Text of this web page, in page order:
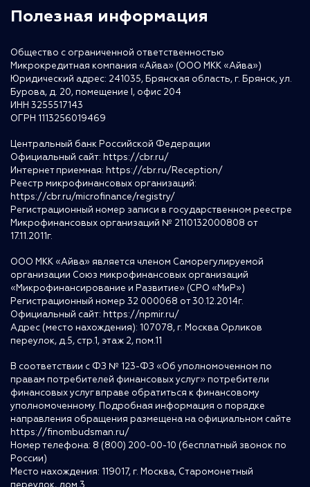
Полезная информация
Общество с ограниченной ответственностью
Микрокредитная компания «Айва» (ООО МКК «Айва»)
Юридический адрес: 241035, Брянская область, г. Брянск, ул.
Бурова, д. 20, помещение I, офис 204
ИНН 3255517143
ОГРН 1113256019469
Центральный банк Российской Федерации
Официальный сайт: https://cbr.ru/
Интернет приемная: https://cbr.ru/Reception/
Реестр микрофинансовых организаций:
https://cbr.ru/microfinance/registry/
Регистрационный номер записи в государственном реестре
Микрофинансовых организаций № 2110132000808 от
17.11.2011г.
ООО МКК «Айва» является членом Саморегулируемой
организации Союз микрофинансовых организаций
«Микрофинансирование и Развитие» (СРО «МиР»)
Регистрационный номер 32 000068 от 30.12.2014г.
Официальный сайт: https://npmir.ru/
Адрес (место нахождения): 107078, г. Москва Орликов
переулок, д.5, стр.1, этаж 2, пом.11
В соответствии с ФЗ № 123-ФЗ «Об уполномоченном по
правам потребителей финансовых услуг» потребители
финансовых услуг вправе обратиться к финансовому
уполномоченному. Подробная информация о порядке
направления обращения размещена на официальном сайте
https://finombudsman.ru/
Номер телефона: 8 (800) 200-00-10 (бесплатный звонок по
России)
Место нахождения: 119017, г. Москва, Старомонетный